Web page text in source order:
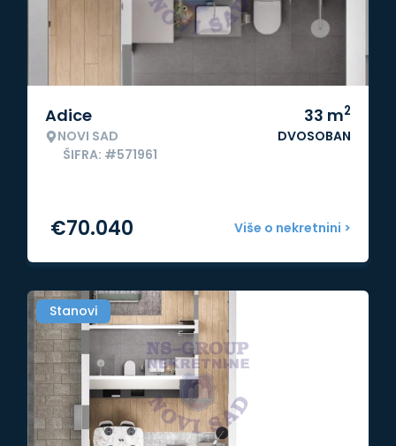
Adice
NOVI SAD
ŠIFRA: #571961
33 m2
DVOSOBAN
Više o nekretnini >
€70.040
Stanovi